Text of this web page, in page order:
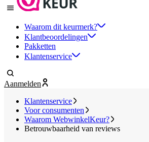
Waarom dit keurmerk?
Klantbeoordelingen
Pakketten
Klantenservice
Aanmelden
Klantenservice
Voor consumenten
Waarom WebwinkelKeur?
Betrouwbaarheid van reviews